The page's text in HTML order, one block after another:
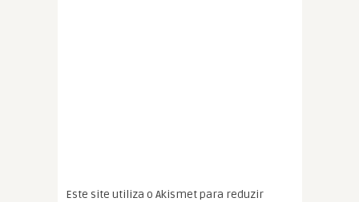
Este site utiliza o Akismet para reduzir